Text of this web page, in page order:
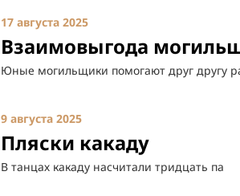
17 августа 2025
Взаимовыгода
Юные могильщики помогают друг другу
9 августа 2025
Пляски какаду
В танцах какаду насчитали тридцать па